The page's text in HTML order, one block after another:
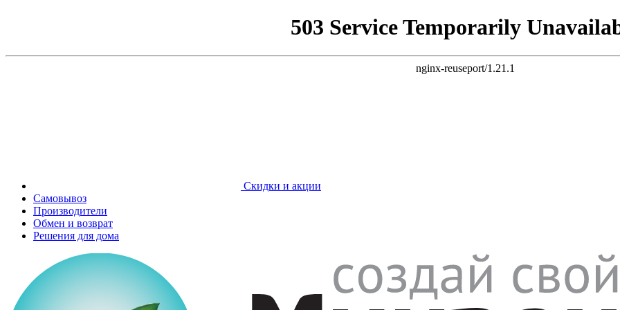
503 Service Temporarily
nginx-reuseport/1.21.1
Скидки и акции
Самовывоз
Производители
Обмен и возврат
Решения для дома